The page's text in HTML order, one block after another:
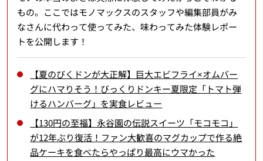
もの。ここではモノマックスのスタッフや編集部員がみ
なさんに代わって使ってみた、味わってみた体験レポー
トを公開します！
【夏のびくドンが大正解】巨大エビフライ×オムバー
グにハマりそう！びっくりドンキー夏限定「トマト弾
けるハンバーグ」を実食レビュー
【130円の至福】永谷園の伝説スイーツ「モコモコ」
が12年ぶり復活！ファン大歓喜のマグカップで作る絶
品ケーキを食べたらやっぱり最高にウマかった